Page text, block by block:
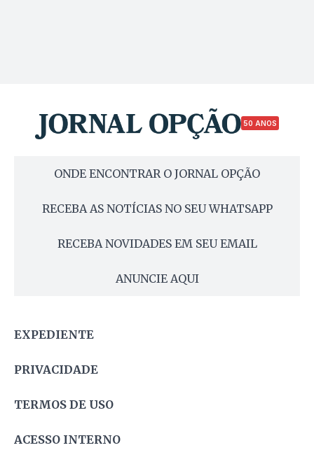
50 ANOS
ONDE ENCONTRAR O JORNAL OPÇÃO
RECEBA AS NOTÍCIAS NO SEU WHATSAPP
RECEBA NOVIDADES EM SEU EMAIL
ANUNCIE AQUI
EXPEDIENTE
PRIVACIDADE
TERMOS DE USO
ACESSO INTERNO